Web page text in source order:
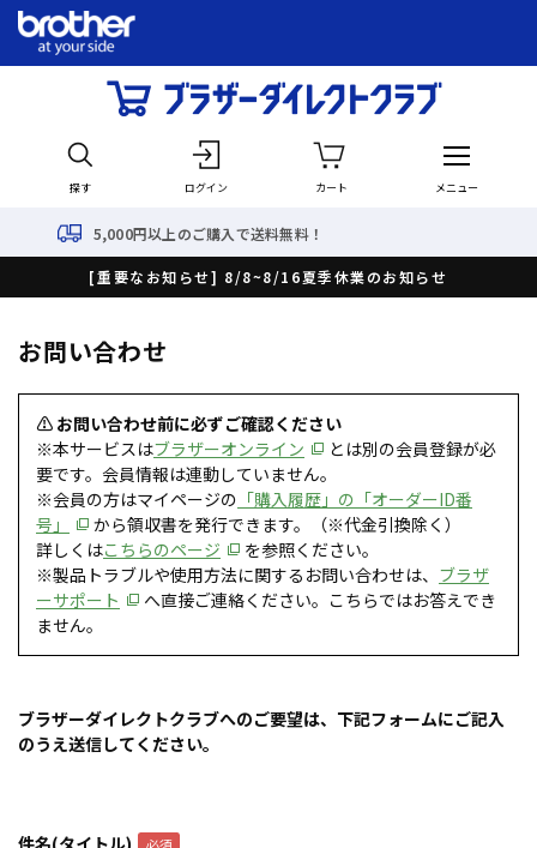
探す ログイン カート メニュー
5,000円以上のご購入で送料無料！
[重要なお知らせ] 8/8~8/16夏季休業のお知らせ
お問い合わせ
⚠ お問い合わせ前に必ずご確認ください
※本サービスはブラザーオンライン
とは別の会員登録が必
要です。会員情報は連動していません。
※会員の方はマイページの 「購入履歴」の「オーダーID番
号」
から領収書を発行できます。（※代金引換除く）
詳しくはこちらのページ
を参照ください。
※製品トラブルや使用方法に関するお問い合わせは、 ブラザ
ーサポート
へ直接ご連絡ください。こちらではお答えでき
ません。
ブラザーダイレクトクラブへのご要望は、下記フォームにご記入
のうえ送信してください。
件名(タイトル)